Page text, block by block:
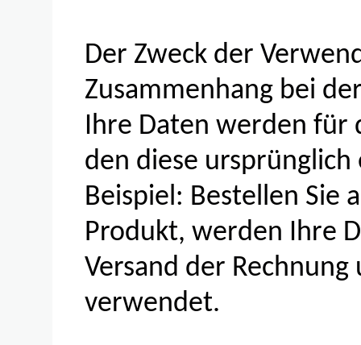
Der Zweck der
Zusammenhang bei
Ihre Daten werden für
den diese
Beispiel: Bestellen Sie
Produkt, werden Ihre
Versand der
verwendet.